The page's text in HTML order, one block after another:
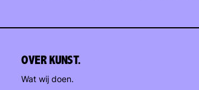
OVER KUNST.
Wat wij doen.